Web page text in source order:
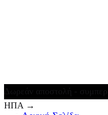
Δωρεάν αποστολή -
ΗΠΑ →